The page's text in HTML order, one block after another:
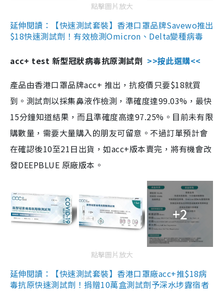
點擊圖片放大
延伸閱讀：【快速測試套裝】香港口罩品牌Savewo推出
$18快速測試劑！有效檢測Omicron、Delta變種病毒
acc+ test 新型冠狀病毒抗原測試劑 >>按此選購<<
產品由香港口罩品牌acc+ 推出，抗疫價只要$18就買
到。測試劑以採集鼻液作檢測，準確度達99.03%，最快
15分鐘知道結果，而且準確度高達97.25%。目前未有限
購數量，需要大量購入的朋友可留意。不過訂單預計會
在確認後10至21日出貨，如acc+版本賣完，將有機會改
發DEEPBLUE 原廠版本。
+2
點擊圖片放大
延伸閱讀：【快速測試套裝】香港口罩廠acc+推$18病
毒抗原快速測試劑！捐贈10萬盒測試劑予深水埗露宿者